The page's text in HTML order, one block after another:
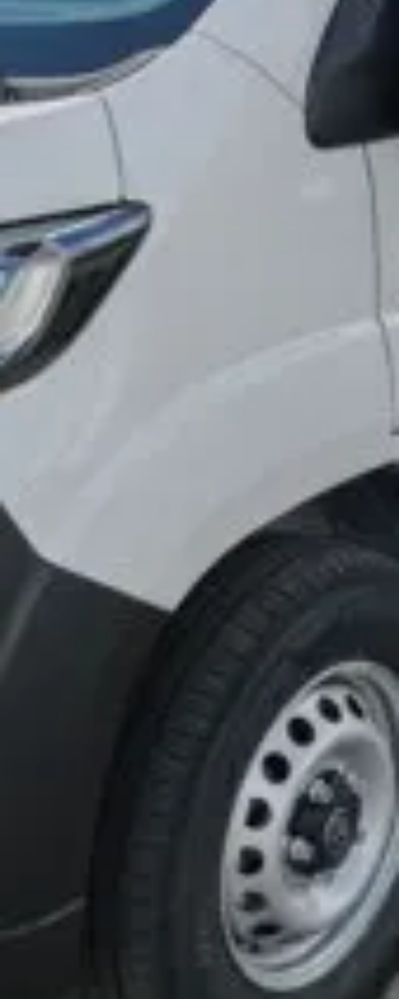
Souhlasím se zpracováním osobních údajů
Přihlášení k odběru novinek
Vždy vyčkejte na potvrzení data a času naším